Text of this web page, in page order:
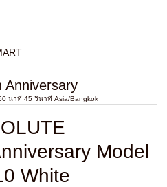
Anniversary
นาที 45 วินาที Asia/Bangkok
Model
White